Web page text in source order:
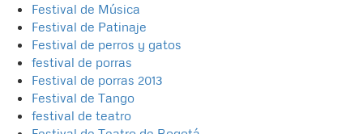
Festival de Música
Festival de Patinaje
Festival de perros y gatos
festival de porras
Festival de porras 2013
Festival de Tango
festival de teatro